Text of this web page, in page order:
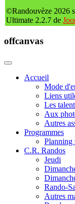
©Randouvèze 2026
Ultimate 2.2.7 de
offcanvas
Accueil
Mode
Liens
Les
Aux
Autres
Programmes
Planning
C.R. Randos
Jeudi
Rando-
Autres